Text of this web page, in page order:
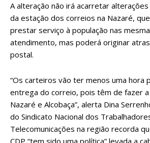
A alteração não irá acarretar
da estação dos correios na Nazaré,
prestar serviço à população nas
atendimento, mas poderá originar
postal.
“Os carteiros vão ter menos uma hora
entrega do correio, pois têm de fazer
Nazaré e Alcobaça”, alerta Dina
do Sindicato Nacional dos
Telecomunicações na região recorda